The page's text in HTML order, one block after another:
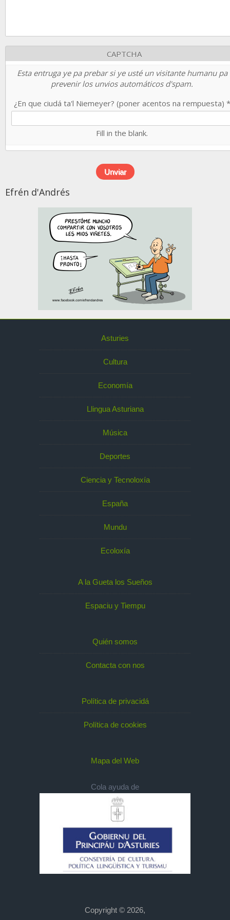
CAPTCHA
Esta entruga ye pa prebar si ye usté un visitante humanu pa
prevenir los unvios automáticos d'spam.
¿En que ciudá ta'l Niemeyer? (poner acentos na rempuesta) *
Fill in the blank.
Efrén d'Andrés
Asturies
Cultura
Economía
Llingua Asturiana
Música
Deportes
Ciencia y Tecnoloxía
España
Mundu
Ecoloxía
A la Gueta los Sueños
Espaciu y Tiempu
Quién somos
Contacta con nos
Política de privacidá
Política de cookies
Mapa del Web
Cola ayuda de
Copyright © 2026,